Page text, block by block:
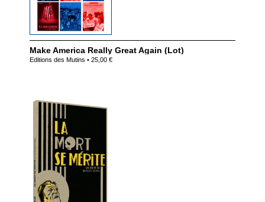
Make America Really Great Again (Lot)
Editions des Mutins • 25,00 €